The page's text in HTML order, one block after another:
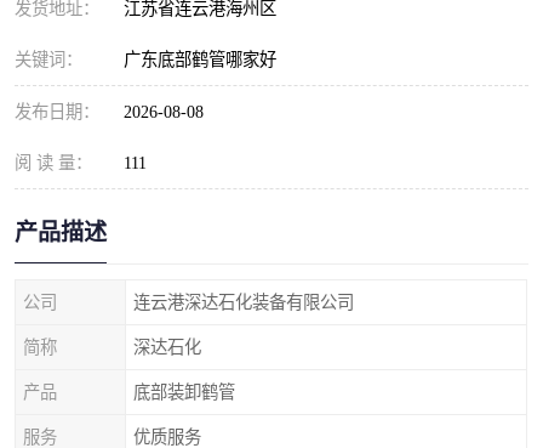
发货地址： 江苏省连云港海州区
关键词： 广东底部鹤管哪家好
发布日期： 2026-08-08
阅 读 量： 111
产品描述
公司 连云港深达石化装备有限公司
简称 深达石化
产品 底部装卸鹤管
服务 优质服务